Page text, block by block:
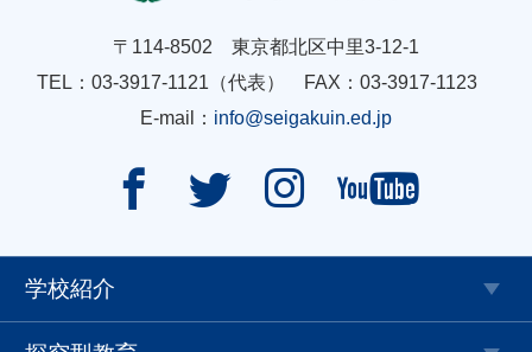
〒114-8502 東京都北区中里3-12-1
TEL：03-3917-1121（代表） FAX：03-3917-1123
E-mail： info@seigakuin.ed.jp
   
学校紹介